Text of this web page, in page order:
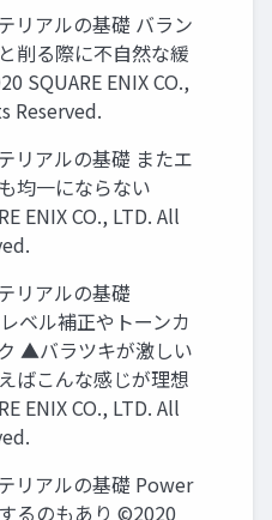
リアルの基礎 バラン
削る際に不自然な緩
SQUARE ENIX CO.,
Reserved.
リアルの基礎 またエ
均一にならない
ENIX CO., LTD. All
リアルの基礎
ベル補正やトーンカ
▲バラツキが激しい
ばこんな感じが理想
ENIX CO., LTD. All
リアルの基礎 Power
るのもあり ©2020